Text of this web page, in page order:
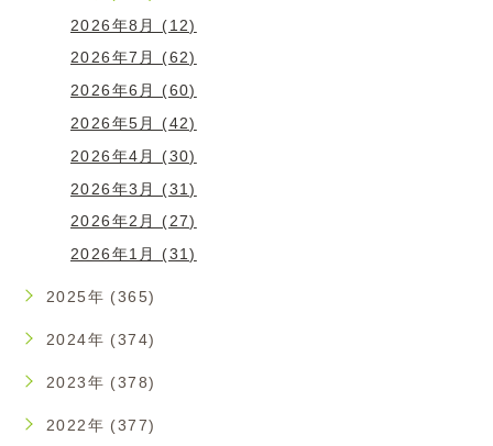
2026年8月 (12)
2026年7月 (62)
2026年6月 (60)
2026年5月 (42)
2026年4月 (30)
2026年3月 (31)
2026年2月 (27)
2026年1月 (31)
2025年 (365)
2024年 (374)
2023年 (378)
2022年 (377)